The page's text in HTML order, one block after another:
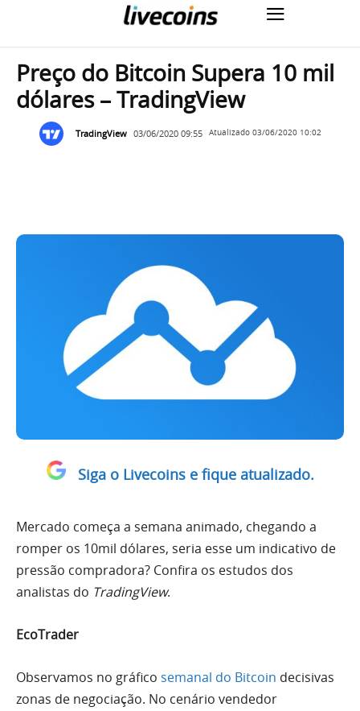
Preço do Bitcoin Supera 10 mil
dólares – TradingView
TradingView 03/06/2020 09:55 Atualizado 03/06/2020 10:02
Siga o Livecoins e fique atualizado.
Mercado começa a semana animado, chegando a
romper os 10mil dólares, seria esse um indicativo de
pressão compradora? Confira os estudos dos
analistas do TradingView.
EcoTrader
Observamos no gráfico semanal do Bitcoin decisivas
zonas de negociação. No cenário vendedor